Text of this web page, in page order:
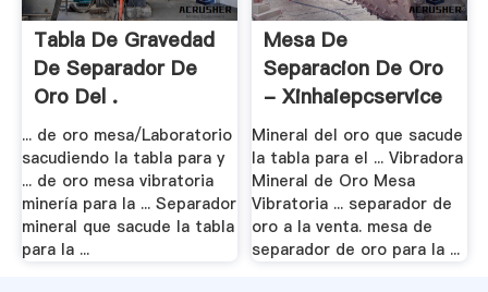
Tabla De Gravedad
De Separador De
Oro Del .
... de oro mesa/Laboratorio
sacudiendo la tabla para y
... de oro mesa vibratoria
minería para la ... Separador
mineral que sacude la tabla
para la ...
Mesa De
Separacion De Oro
- Xinhaiepcservice
Mineral del oro que sacude
la tabla para el ... Vibradora
Mineral de Oro Mesa
Vibratoria ... separador de
oro a la venta. mesa de
separador de oro para la ...